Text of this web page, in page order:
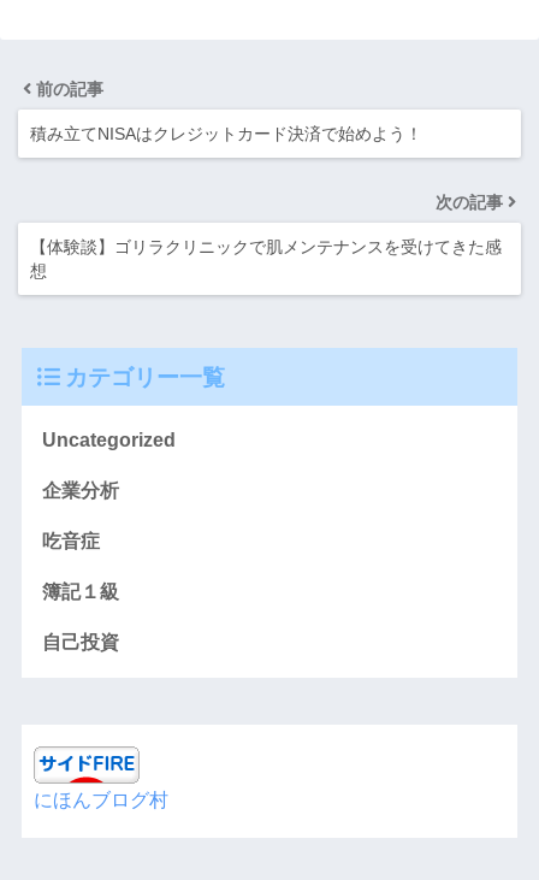
前の記事
積み立てNISAはクレジットカード決済で始めよう！
次の記事
【体験談】ゴリラクリニックで肌メンテナンスを受けてきた感
想
カテゴリー一覧
Uncategorized
企業分析
吃音症
簿記１級
自己投資
にほんブログ村